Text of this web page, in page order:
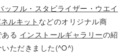
ッフル・スタビライザー・ウエイ
ルキット などのオリジナル商
る インストールギャラリーの紹
ただきました(^O^)